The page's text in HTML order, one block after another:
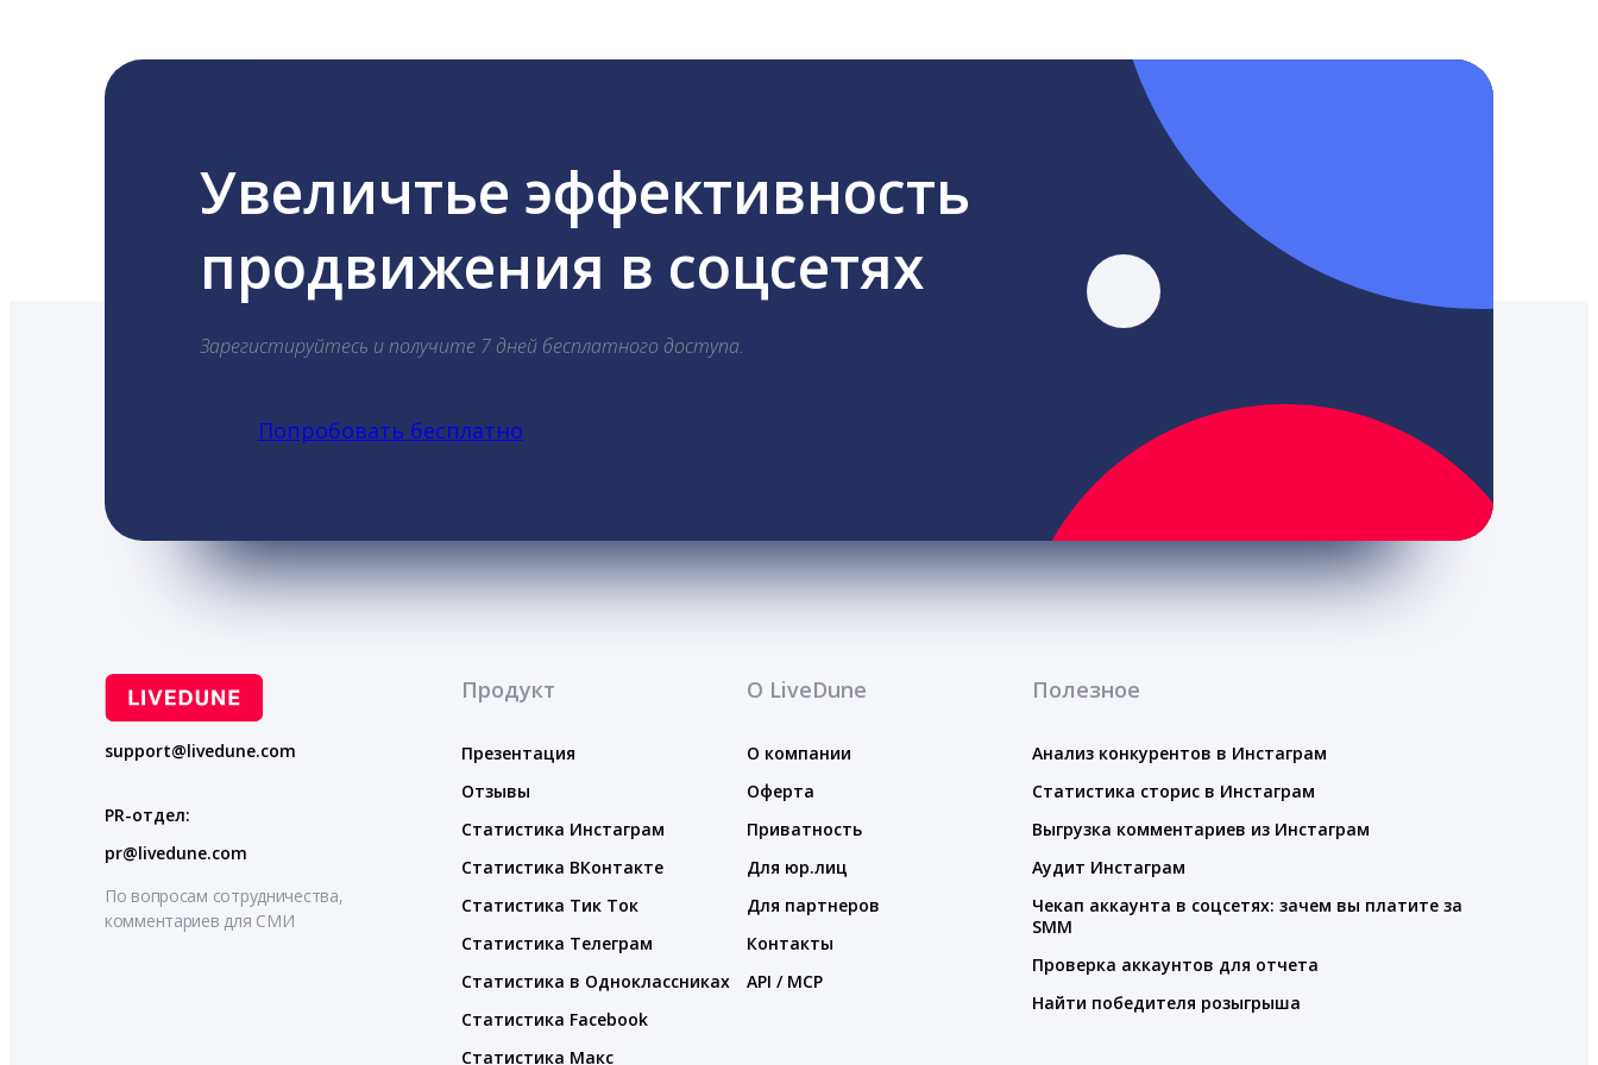
Увеличтье эффективность
продвижения в соцсетях
Зарегистируйтесь и получите 7 дней бесплатного доступа.
Попробовать бесплатно
support@livedune.com
PR-отдел:
pr@livedune.com
По вопросам сотрудничества,
комментариев для СМИ
Продукт
Презентация
Отзывы
Статистика Инстаграм
Статистика ВКонтакте
Статистика Тик Ток
Статистика Телеграм
Статистика в Одноклассниках
Статистика Facebook
Статистика Макс
О LiveDune
О компании
Оферта
Приватность
Для юр.лиц
Для партнеров
Контакты
API / MCP
Полезное
Анализ конкурентов в Инстаграм
Статистика сторис в Инстаграм
Выгрузка комментариев из Инстаграм
Аудит Инстаграм
Чекап аккаунта в соцсетях: зачем вы платите за
SMM
Проверка аккаунтов для отчета
Найти победителя розыгрыша